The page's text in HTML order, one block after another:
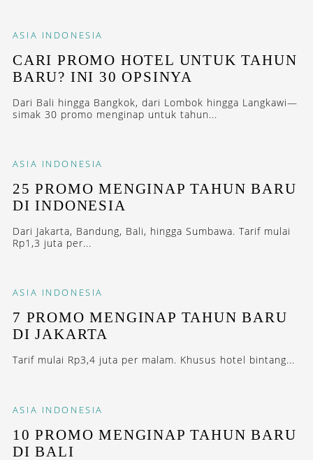
ASIA INDONESIA
CARI PROMO HOTEL UNTUK TAHUN
BARU? INI 30 OPSINYA
Dari Bali hingga Bangkok, dari Lombok hingga Langkawi—
simak 30 promo menginap untuk tahun...
ASIA INDONESIA
25 PROMO MENGINAP TAHUN BARU
DI INDONESIA
Dari Jakarta, Bandung, Bali, hingga Sumbawa. Tarif mulai
Rp1,3 juta per...
ASIA INDONESIA
7 PROMO MENGINAP TAHUN BARU
DI JAKARTA
Tarif mulai Rp3,4 juta per malam. Khusus hotel bintang...
ASIA INDONESIA
10 PROMO MENGINAP TAHUN BARU
DI BALI